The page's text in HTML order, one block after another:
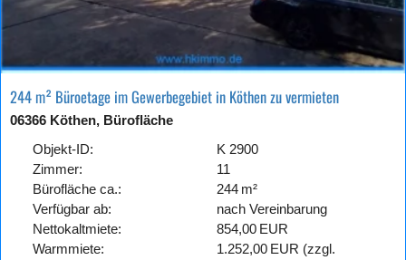
244 m² Büroetage im Gewerbegebiet in Köthen zu vermieten
06366 Köthen, Bürofläche
Objekt-ID:
K 2900
Zimmer:
11
Bürofläche ca.:
244 m²
Verfügbar ab:
nach Vereinbarung
Nettokaltmiete:
854,00 EUR
Warmmiete:
1.252,00 EUR (zzgl.